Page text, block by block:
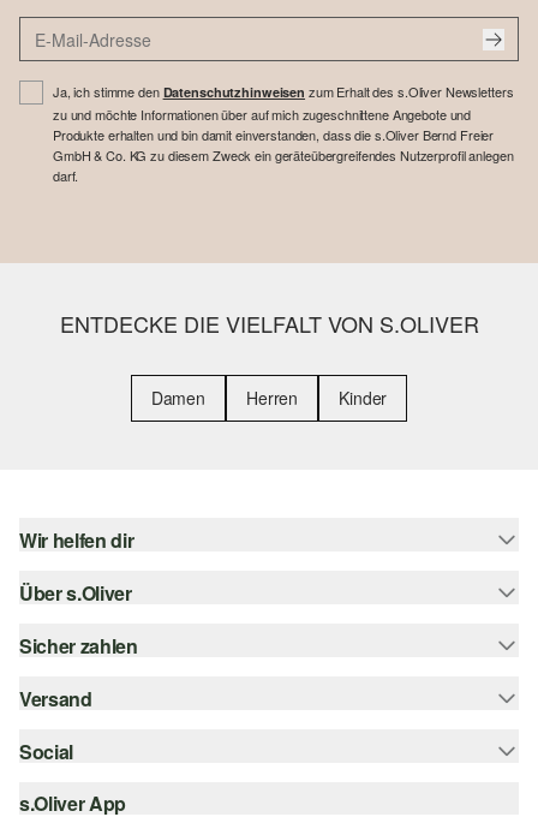
Ja, ich stimme den Datenschutzhinweisen zum Erhalt des s.Oliver Newsletters
zu und möchte Informationen über auf mich zugeschnittene Angebote und
Produkte erhalten und bin damit einverstanden, dass die s.Oliver Bernd Freier
GmbH & Co. KG zu diesem Zweck ein geräteübergreifendes Nutzerprofil anlegen
darf.
ENTDECKE DIE VIELFALT VON S.OLIVER
Damen Herren Kinder
Wir helfen dir
Hilfe & FAQ
Größenberatung
Top-Kategorien
Bestellung widerrufen
Über s.Oliver
s.Oliver Magazin
Whatsapp
Sicher zahlen
Rechnung
Kreditkarte
Versand
Sendungsverfolgung
DHL
Social
instagram
s.Oliver App